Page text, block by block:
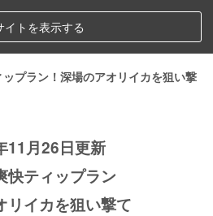
イトを表示する
プラン！深場のアオリイカを狙い撃
11月26日更新
快ティップラン
リイカを狙い撃て